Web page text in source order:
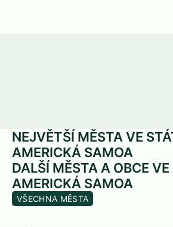
NEJVĚTŠÍ MĚSTA VE
AMERICKÁ SAMOA
DALŠÍ MĚSTA A OBCE VE
AMERICKÁ SAMOA
VŠECHNA MĚSTA